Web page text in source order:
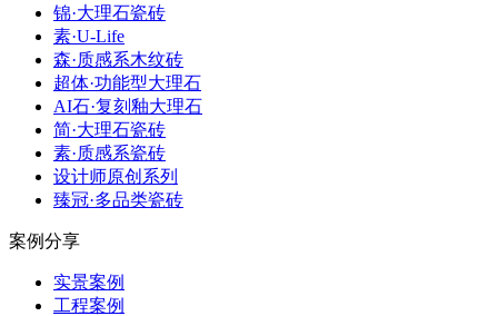
锦·大理石瓷砖
素·U-Life
森·质感系木纹砖
超体·功能型大理石
AI石·复刻釉大理石
简·大理石瓷砖
素·质感系瓷砖
设计师原创系列
臻冠·多品类瓷砖
案例分享
实景案例
工程案例